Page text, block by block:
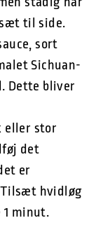
til side.
sort
Sichuan-
Dette bliver
eller stor
det
er
hvidløg
minut.